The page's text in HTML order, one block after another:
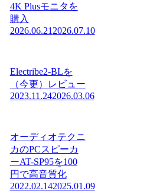
4K Plusモニタを
購入
2026.06.212026.07.10
Electribe2-BLを
（今更）レビュー
2023.11.242026.03.06
オーディオテクニ
カのPCスピーカ
ーAT-SP95を100
円で高音質化
2022.02.142025.01.09